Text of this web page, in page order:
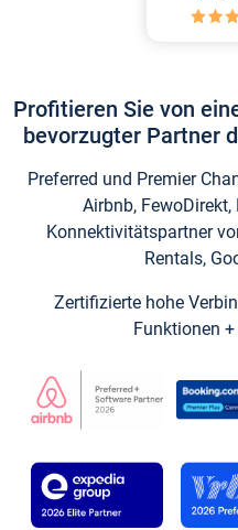
Profitieren Sie von
bevorzugter Partner
Preferred und Premier
Airbnb,
Konnektivitätspartner
Rentals,
Zertifizierte hohe
Funktionen